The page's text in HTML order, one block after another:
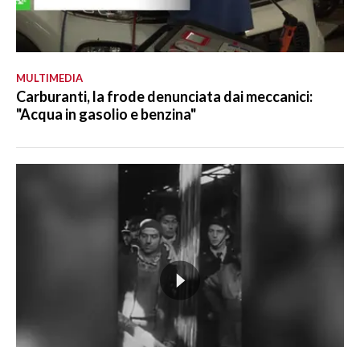
MULTIMEDIA
Carburanti, la frode denunciata dai meccanici:
"Acqua in gasolio e benzina"